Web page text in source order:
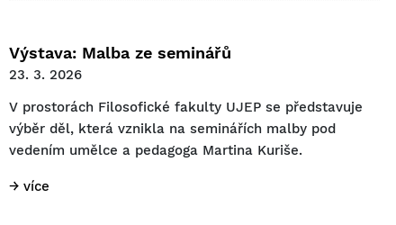
Výstava: Malba ze seminářů
23. 3. 2026
V prostorách Filosofické fakulty UJEP se představuje
výběr děl, která vznikla na seminářích malby pod
vedením umělce a pedagoga Martina Kuriše.
→ více